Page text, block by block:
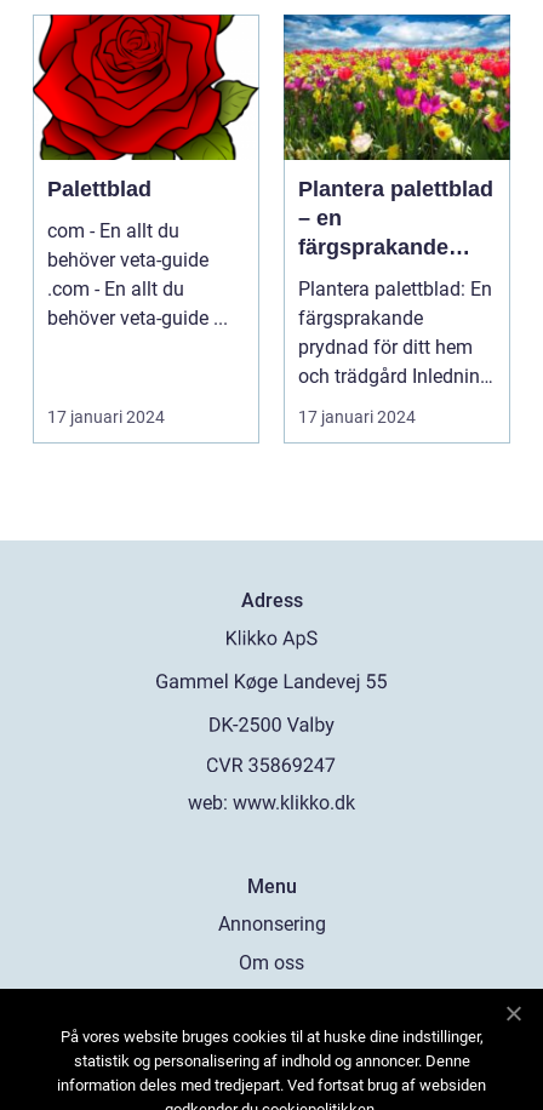
Palettblad
com - En allt du
behöver veta-guide
.com - En allt du
behöver veta-guide ...
17 januari 2024
Plantera palettblad
– en
färgsprakande
prydnad för ditt
hem och trädgård
Plantera palettblad: En
färgsprakande
prydnad för ditt hem
och trädgård Inledning
Palettblad är en ...
17 januari 2024
Adress
web: www.klikko.dk
Menu
Annonsering
Om oss
Kontakta oss
Sitemap
På vores website bruges cookies til at huske dine indstillinger,
statistik og personalisering af indhold og annoncer. Denne
information deles med tredjepart. Ved fortsat brug af websiden